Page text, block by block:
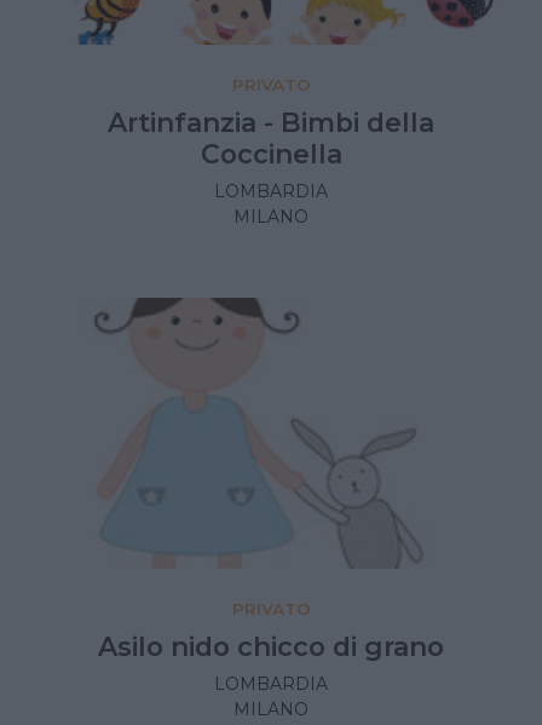
PRIVATO
Artinfanzia - Bimbi della
Coccinella
LOMBARDIA
MILANO
PRIVATO
Asilo nido chicco di grano
LOMBARDIA
MILANO